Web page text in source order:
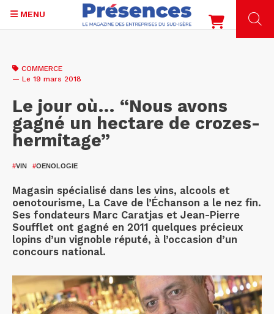
contenu
MENU
COMMERCE
— Le 19 mars 2018
Le jour où… “Nous avons
gagné un hectare de crozes-
hermitage”
#VIN #OENOLOGIE
Magasin spécialisé dans les vins, alcools et
oenotourisme, La Cave de l’Échanson a le nez fin.
Ses fondateurs Marc Caratjas et Jean-Pierre
Soufflet ont gagné en 2011 quelques précieux
lopins d’un vignoble réputé, à l’occasion d’un
concours national.